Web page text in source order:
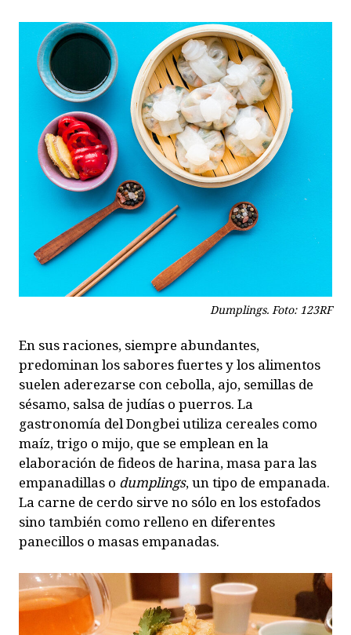
Dumplings. Foto: 123RF
En sus raciones, siempre abundantes,
predominan los sabores fuertes y los alimentos
suelen aderezarse con cebolla, ajo, semillas de
sésamo, salsa de judías o puerros. La
gastronomía del Dongbei utiliza cereales como
maíz, trigo o mijo, que se emplean en la
elaboración de fideos de harina, masa para las
empanadillas o dumplings, un tipo de empanada.
La carne de cerdo sirve no sólo en los estofados
sino también como relleno en diferentes
panecillos o masas empanadas.